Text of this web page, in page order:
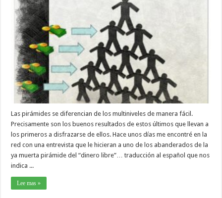
Las pirámides se diferencian de los multiniveles de manera fácil.
Precisamente son los buenos resultados de estos últimos que llevan a
los primeros a disfrazarse de ellos. Hace unos días me encontré en la
red con una entrevista que le hicieran a uno de los abanderados de la
ya muerta pirámide del “dinero libre”… traducción al español que nos
indica ...
Lee mas »